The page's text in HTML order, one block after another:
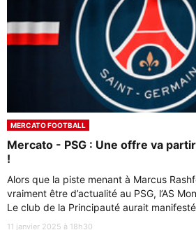
MERCATO FOOTBALL
Mercato - PSG : Une offre va
!
Alors que la piste menant à Marcus
vraiment être d’actualité au PSG, l’AS
Le club de la Principauté aurait
11 janvier 2025 à 18h30